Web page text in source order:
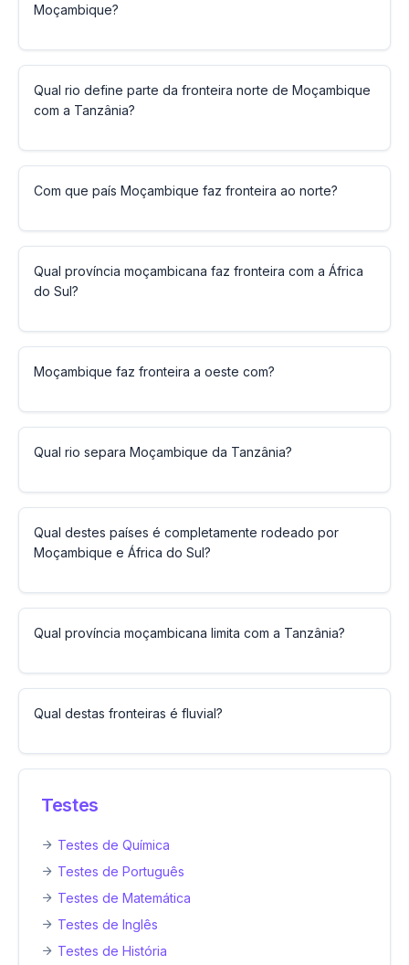
Moçambique?
Qual rio define parte da fronteira norte de Moçambique
com a Tanzânia?
Com que país Moçambique faz fronteira ao norte?
Qual província moçambicana faz fronteira com a África
do Sul?
Moçambique faz fronteira a oeste com?
Qual rio separa Moçambique da Tanzânia?
Qual destes países é completamente rodeado por
Moçambique e África do Sul?
Qual província moçambicana limita com a Tanzânia?
Qual destas fronteiras é fluvial?
Testes
Testes de Química
Testes de Português
Testes de Matemática
Testes de Inglês
Testes de História